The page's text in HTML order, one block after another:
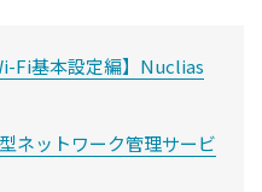
Fi基本設定編】Nuclias
ネットワーク管理サービ